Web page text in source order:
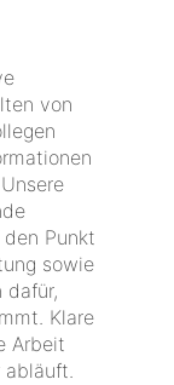
von
Punkt
sowie
dafür,
Klare
Arbeit
abläuft.